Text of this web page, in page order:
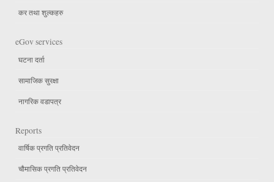
कर तथा शुल्कहरु
eGov services
घटना दर्ता
सामाजिक सुरक्षा
नागरिक वडापत्र
Reports
वार्षिक प्रगति प्रतिवेदन
चौमासिक प्रगति प्रतिवेदन